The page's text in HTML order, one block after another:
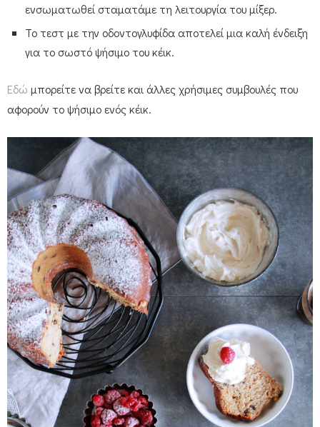
ενσωματωθεί σταματάμε τη λειτουργία του μίξερ.
Το τεστ με την οδοντογλυφίδα αποτελεί μια καλή ένδειξη
για το σωστό ψήσιμο του κέικ.
Εδώ μπορείτε να βρείτε και άλλες χρήσιμες συμβουλές που
αφορούν το ψήσιμο ενός κέικ.